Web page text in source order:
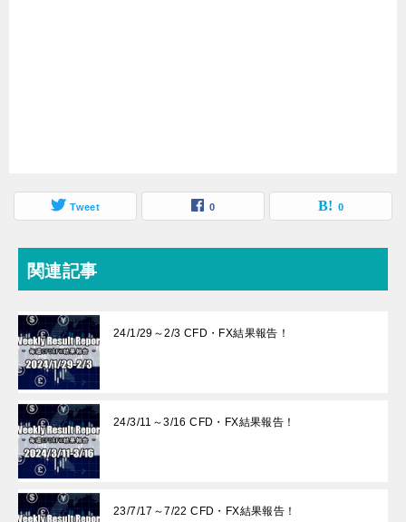
Tweet 0 0
関連記事
24/1/29～2/3 CFD・FX結果報告！
24/3/11～3/16 CFD・FX結果報告！
23/7/17～7/22 CFD・FX結果報告！